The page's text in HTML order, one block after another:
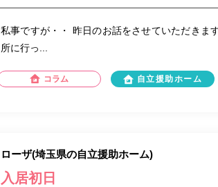
私事ですが・・ 昨日のお話をさせていただきま
所に行っ...
コラム 自立援助ホーム
ローザ(埼玉県の自立援助ホーム)
入居初日